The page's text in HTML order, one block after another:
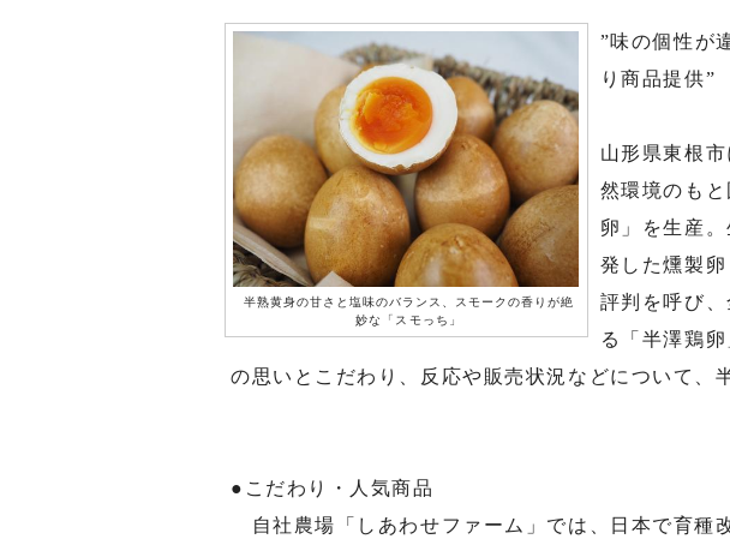
半熟黄身の甘さと塩味のバランス、スモークの香りが絶
妙な「スモっち」
”味の個性が
り商品提供”
山形県東根
然環境のも
卵」を生産
発した燻製
評判を呼び
る「半澤鶏
の思いとこだわり、反応や販売状況などについて、
●こだわり・人気商品
自社農場「しあわせファーム」では、日本で育種